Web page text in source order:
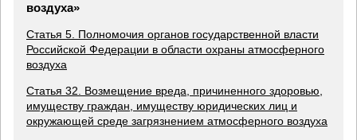
воздуха»
Статья 5. Полномочия органов государственной власти
Российской Федерации в области охраны атмосферного
воздуха
Статья 32. Возмещение вреда, причиненного здоровью,
имуществу граждан, имуществу юридических лиц и
окружающей среде загрязнением атмосферного воздуха